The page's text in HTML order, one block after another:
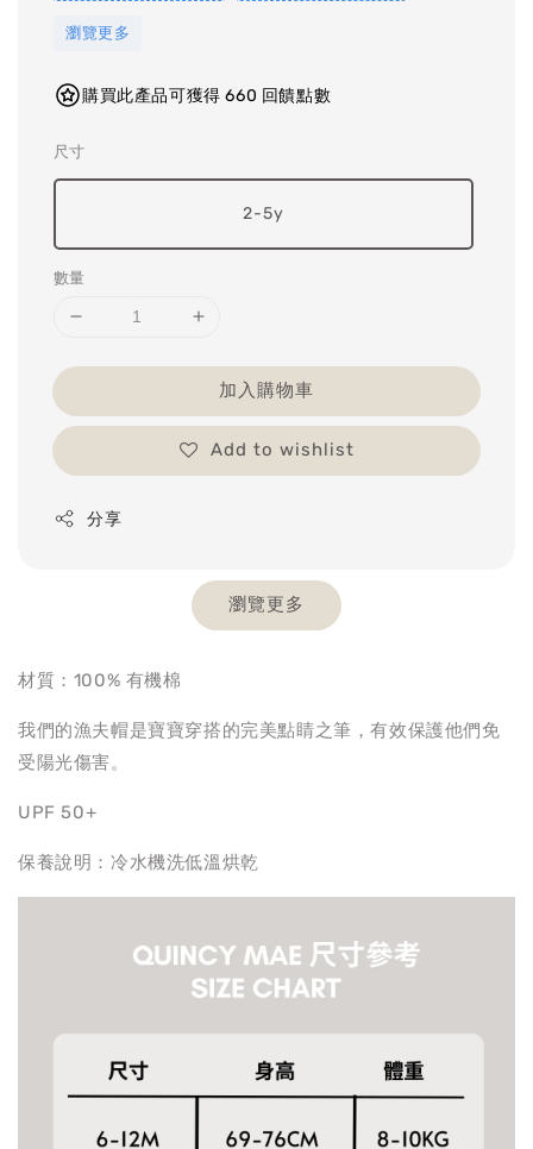
瀏覽更多
購買此產品可獲得 660 回饋點數
尺寸
2-5y
數量
加入購物車
Add to wishlist
分享
瀏覽更多
材質：100% 有機棉
我們的漁夫帽是寶寶穿搭的完美點睛之筆，有效保護他們免
受陽光傷害。
UPF 50+
保養說明：冷水機洗低溫烘乾